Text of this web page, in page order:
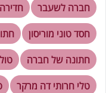
חברה לשעבר
חסד טוני מוריסון
חתונה של חברה
טלי חרותי דה מרקר